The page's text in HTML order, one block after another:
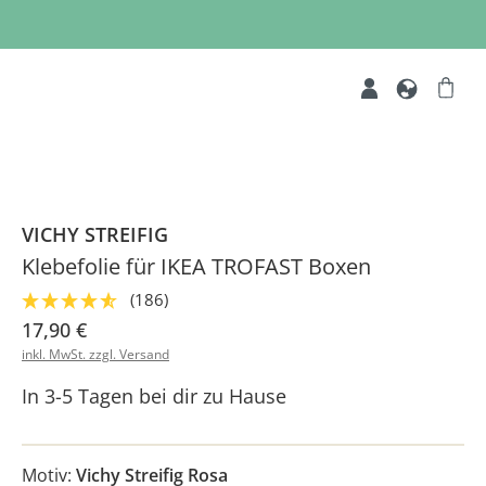
VICHY STREIFIG
Klebefolie für IKEA TROFAST Boxen
(186)
17,90 €
inkl. MwSt. zzgl. Versand
In 3-5 Tagen bei dir zu Hause
Motiv: Vichy Streifig Rosa